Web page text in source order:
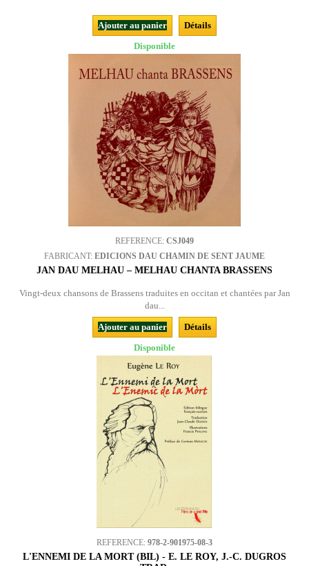
Ajouter au panier
Détails
Disponible
REFERENCE: CSJ049
FABRICANT: EDICIONS DAU CHAMIN DE SENT JAUME
JAN DAU MELHAU – MELHAU CHANTA BRASSENS
Vingt-deux chansons de Brassens traduites en occitan et chantées par Jan
dau...
Ajouter au panier
Détails
Disponible
REFERENCE: 978-2-901975-08-3
L'ENNEMI DE LA MORT (BIL) - E. LE ROY, J.-C. DUGROS